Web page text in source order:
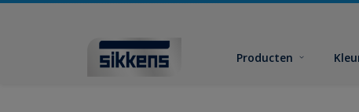
Producten